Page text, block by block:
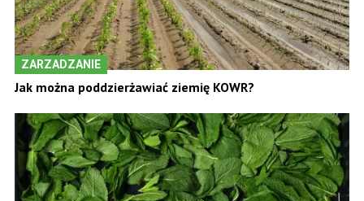
ZARZADZANIE
Jak można poddzierżawiać ziemię KOWR?